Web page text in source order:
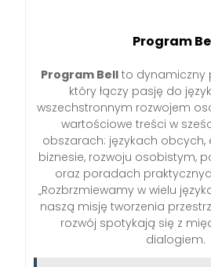
Program
Program Bellto dynamiczny
który łączy pasję do
wszechstronnym rozwojem
wartościowe treści w
obszarach: językach obcych,
biznesie, rozwoju osobistym,
oraz poradach
„Rozbrzmiewamy w wielu
naszą misję tworzenia
rozwój spotykają się z
dialogiem.